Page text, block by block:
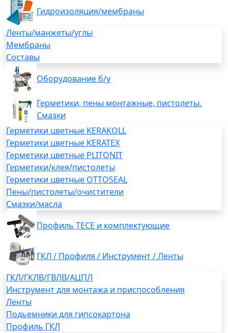
Гидроизоляция/мембраны
Ленты/манжеты/углы
Мембраны
Составы
Оборудование б/у
Герметики, пены монтажные, пистолеты.
Смазки
Герметики цветные KERAKOLL
Герметики цветные KERATEX
Герметики цветные PLITONIT
Герметики/клея/пистолеты
Герметики цветные OTTOSEAL
Пены/пистолеты/очистители
Смазки/масла
Профиль TECE и комплектующие
ГКЛ / Профиля / Инструмент / Ленты
ГКЛ/ГКЛВ/ГВЛВ/АЦПЛ
Инструмент для монтажа и приспособления
Ленты
Подьемники для гипсокартона
Профиль ГКЛ